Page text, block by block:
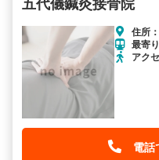
五代儀鍼灸接骨院
住所
最寄
アク
電話